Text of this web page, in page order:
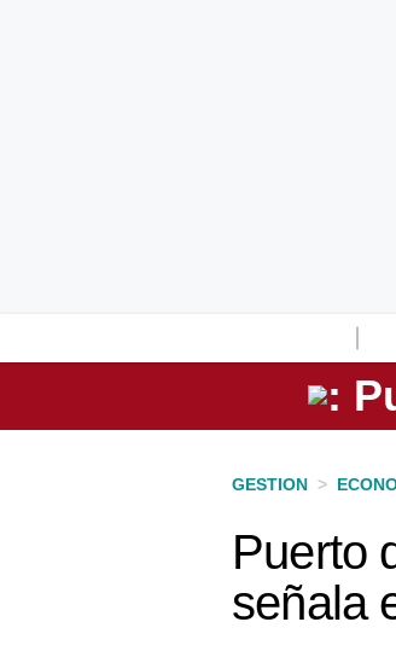
Perú
GESTION >
Puerto
señala